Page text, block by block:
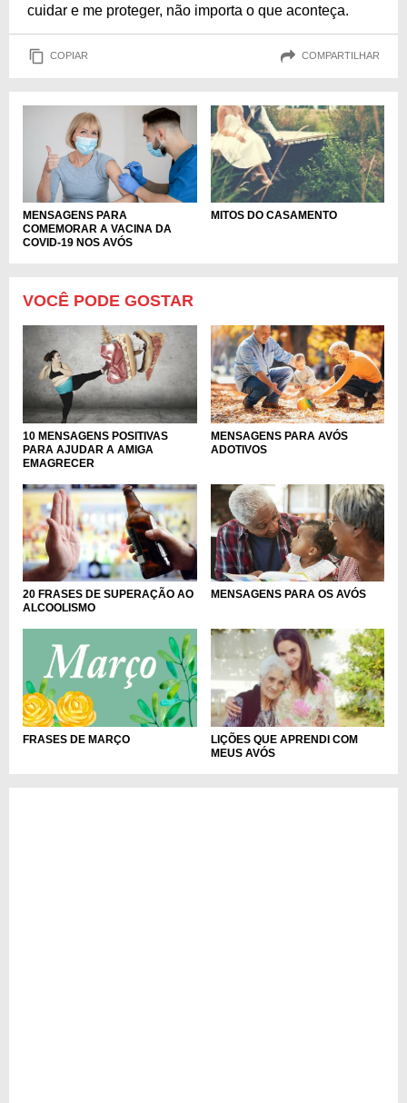
cuidar e me proteger, não importa o que aconteça.
COPIAR COMPARTILHAR
MENSAGENS PARA
COMEMORAR A VACINA DA
COVID-19 NOS AVÓS
MITOS DO CASAMENTO
VOCÊ PODE GOSTAR
10 MENSAGENS POSITIVAS
PARA AJUDAR A AMIGA
EMAGRECER
MENSAGENS PARA AVÓS
ADOTIVOS
20 FRASES DE SUPERAÇÃO AO
ALCOOLISMO
MENSAGENS PARA OS AVÓS
FRASES DE MARÇO
LIÇÕES QUE APRENDI COM
MEUS AVÓS